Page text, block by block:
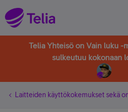
Telia Yhteisö on Vain luku -
sulkeutuu kokonaan
Laitteiden käyttökokemukset sekä